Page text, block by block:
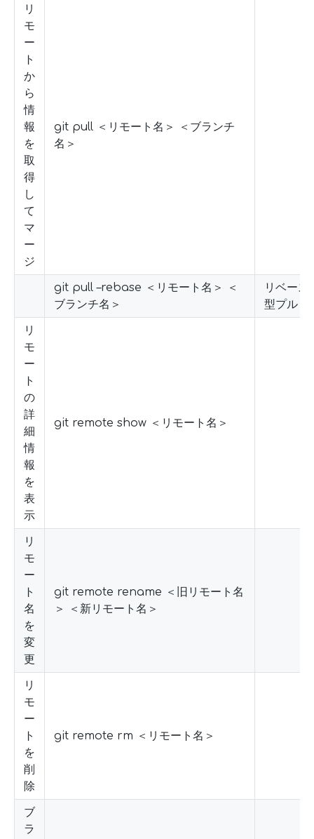
リ
モ
ー
ト
か
ら
情
報
を
取
得
し
て
マ
ー
ジ
git pull ＜リモート名＞ ＜ブランチ
名＞
git pull –rebase ＜リモート名＞ ＜
ブランチ名＞
リベース
型プル
リ
モ
ー
ト
の
詳
細
情
報
を
表
示
git remote show ＜リモート名＞
リ
モ
ー
ト
名
を
変
更
git remote rename ＜旧リモート名
＞ ＜新リモート名＞
リ
モ
ー
ト
を
削
除
git remote rm ＜リモート名＞
ブ
ラ